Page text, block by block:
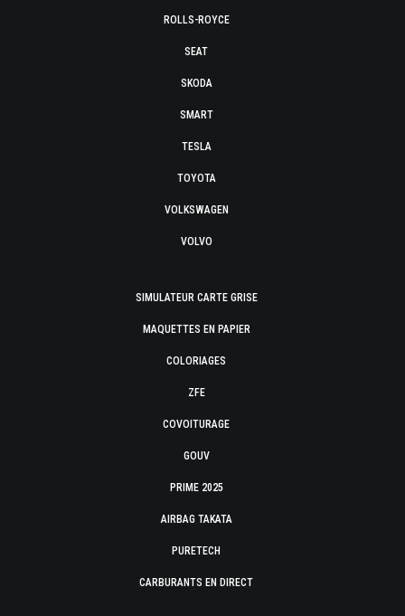
ROLLS-ROYCE
SEAT
SKODA
SMART
TESLA
TOYOTA
VOLKSWAGEN
VOLVO
SIMULATEUR CARTE GRISE
MAQUETTES EN PAPIER
COLORIAGES
ZFE
COVOITURAGE
GOUV
PRIME 2025
AIRBAG TAKATA
PURETECH
CARBURANTS EN DIRECT